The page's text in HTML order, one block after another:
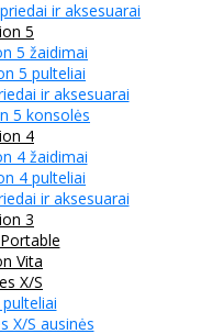
ir aksesuarai
5
5 žaidimai
5 pulteliai
ir aksesuarai
5 konsolės
4
4 žaidimai
4 pulteliai
ir aksesuarai
3
Vita
X/S
X/S ausinės